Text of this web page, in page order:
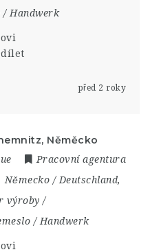
/ Handwerk
před 2 roky
Něměcko
Pracovní agentura
Německo / Deutschland,
výroby /
/ Handwerk